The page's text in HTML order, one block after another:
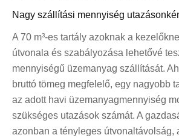
Nagy szállítási mennyiség
A 70 m³-es tartály azoknak a
útvonala és szabályozása lehetővé
mennyiségű üzemanyag szállítását.
bruttó tömeg megfelelő, egy nagyobb
az adott havi üzemanyagmennyiség
szükséges utazások számát. A
azonban a tényleges útvonaltávolság,